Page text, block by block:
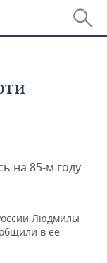
на 85-м году
Людмилы
в ее